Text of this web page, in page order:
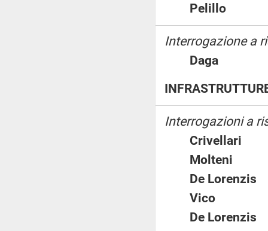
Pelillo
Interrogazione a
Daga
Interrogazioni a
Crivellari
Molteni
De
Vico
De